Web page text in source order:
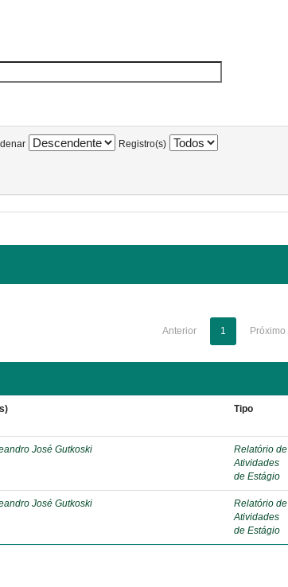
Registro(s)
Anterior 1 Próximo
Tipo
José Gutkoski
Relatório de
Atividades
de Estágio
José Gutkoski
Relatório de
Atividades
de Estágio